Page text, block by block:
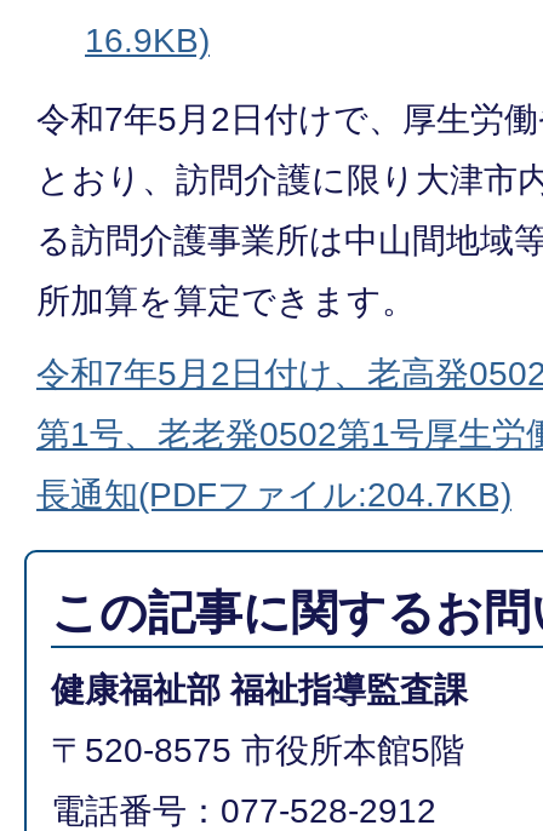
16.9KB)
令和7年5月2日付けで、厚生労
とおり、訪問介護に限り大津市
る訪問介護事業所は中山間地域
所加算を算定できます。
令和7年5月2日付け、老高発
第1号、老老発0502第1号厚生労
長通知(PDFファイル:204.7KB)
この記事に関するお
健康福祉部 福祉指導監査課
〒520-8575 市役所本館5階
電話番号：077-528-2912